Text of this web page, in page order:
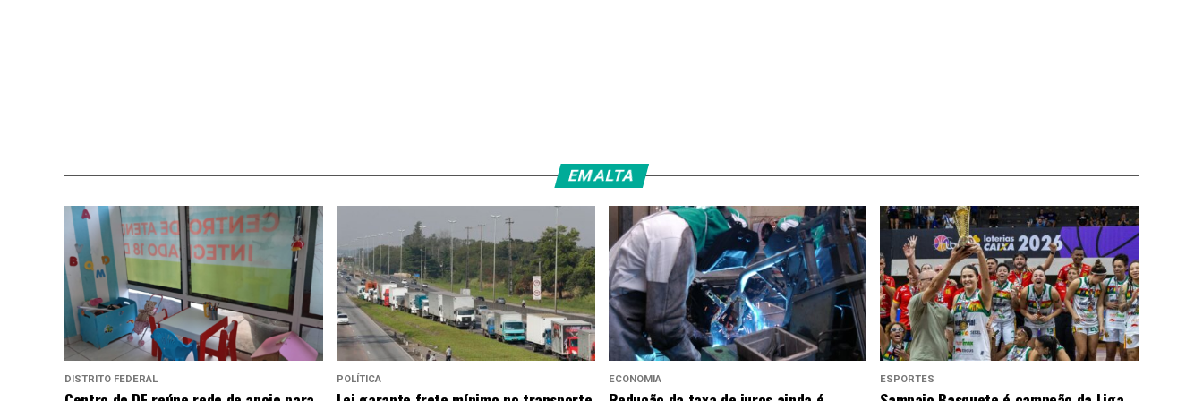
EM ALTA
DISTRITO FEDERAL POLÍTICA ECONOMIA ESPORTES